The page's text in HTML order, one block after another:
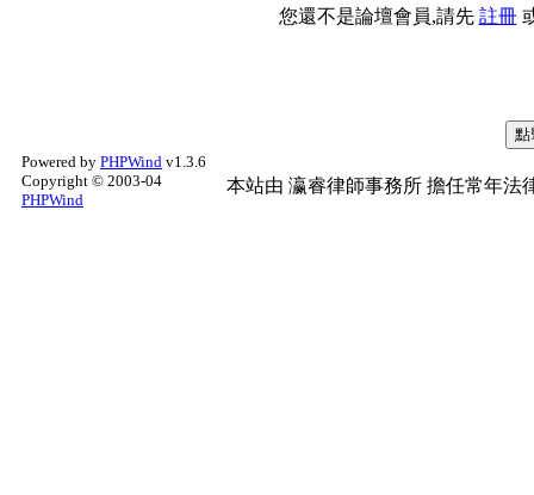
您還不是論壇會員,請先 註冊
Powered by PHPWind v1.3.6
Copyright © 2003-04
PHPWind
本站由 瀛睿律師事務所 擔任常年法